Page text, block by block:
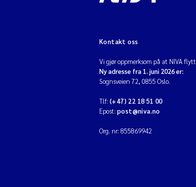
Kontakt oss
Vi gjør oppmerksom på at NIVA
Ny adresse fra 1. juni 2026 er:
Sognsveien 72, 0855 Oslo.
Tlf: (+47) 22 18 51 00
Epost: post@niva.no
Org. nr: 855869942